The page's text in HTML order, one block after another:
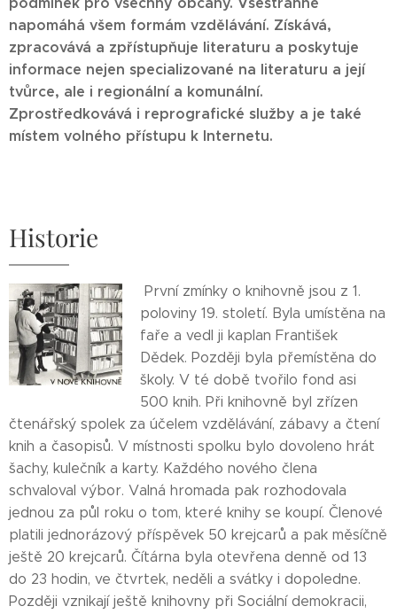
napomáhá všem formám vzdělávání. Získává,
zpracovává a zpřístupňuje literaturu a poskytuje
informace nejen specializované na literaturu a její
tvůrce, ale i regionální a komunální.
Zprostředkovává i reprografické služby a je také
místem volného přístupu k Internetu.
Historie
První zmínky o knihovně jsou z 1.
poloviny 19. století. Byla umístěna na
faře a vedl ji kaplan František
Dědek. Později byla přemístěna do
školy. V té době tvořilo fond asi
500 knih. Při knihovně byl zřízen
čtenářský spolek za účelem vzdělávání, zábavy a čtení
knih a časopisů. V místnosti spolku bylo dovoleno hrát
šachy, kulečník a karty. Každého nového člena
schvaloval výbor. Valná hromada pak rozhodovala
jednou za půl roku o tom, které knihy se koupí. Členové
platili jednorázový příspěvek 50 krejcarů a pak měsíčně
ještě 20 krejcarů. Čítárna byla otevřena denně od 13
do 23 hodin, ve čtvrtek, neděli a svátky i dopoledne.
Později vznikají ještě knihovny při Sociální demokracii,